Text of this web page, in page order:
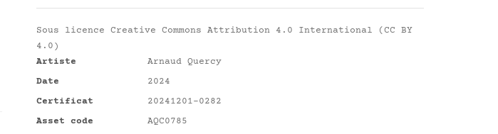
Sous licence Creative Commons Attribution 4.0 International (CC BY
4.0)
Artiste
Arnaud Quercy
Date
2024
Certificat
20241201-0282
Asset code
AQC0785